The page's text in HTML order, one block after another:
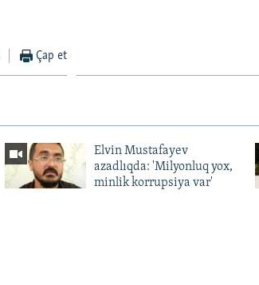
Çap et
Elvin Mustafayev
azadlıqda: 'Milyonluq yox,
minlik korrupsiya var'